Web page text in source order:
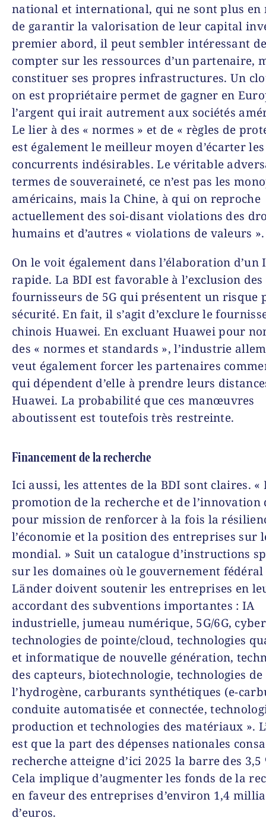
national et international, qui ne sont plus en
de garantir la valorisation de leur capital
premier abord, il peut sembler intéressant
compter sur les ressources d’un partenaire,
constituer ses propres infrastructures. Un
on est propriétaire permet de gagner en
l’argent qui irait autrement aux sociétés
Le lier à des « normes » et de « règles de
est également le meilleur moyen d’écarter les
concurrents indésirables. Le véritable
termes de souveraineté, ce n’est pas les
américains, mais la Chine, à qui on reproche
actuellement des soi-disant violations des
humains et d’autres « violations de valeurs ».
On le voit également dans l’élaboration d’un
rapide. La BDI est favorable à l’exclusion des
fournisseurs de 5G qui présentent un risque
sécurité. En fait, il s’agit d’exclure le
chinois Huawei. En excluant Huawei pour
des « normes et standards », l’industrie
veut également forcer les partenaires
qui dépendent d’elle à prendre leurs
Huawei. La probabilité que ces manœuvres
aboutissent est toutefois très restreinte.
Financement de la recherche
Ici aussi, les attentes de la BDI sont claires. «
promotion de la recherche et de
pour mission de renforcer à la fois la
l’économie et la position des entreprises sur
mondial. » Suit un catalogue d’instructions
sur les domaines où le gouvernement fédéral
Länder doivent soutenir les entreprises en
accordant des subventions importantes : IA
industrielle, jumeau numérique, 5G/6G,
technologies de pointe/cloud, technologies
et informatique de nouvelle génération,
des capteurs, biotechnologie, technologies de
l’hydrogène, carburants synthétiques (e-
conduite automatisée et connectée,
production et technologies des matériaux ».
est que la part des dépenses nationales
recherche atteigne d’ici 2025 la barre des 3,5
Cela implique d’augmenter les fonds de la
en faveur des entreprises d’environ 1,4
d’euros.